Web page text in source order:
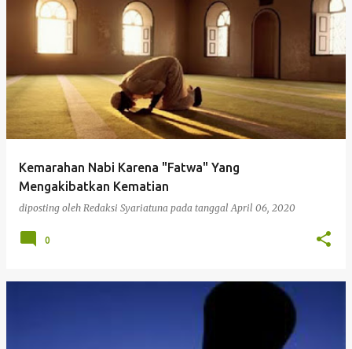
Kemarahan Nabi Karena "Fatwa" Yang
Mengakibatkan Kematian
diposting oleh Redaksi Syariatuna pada tanggalApril 06, 2020
0